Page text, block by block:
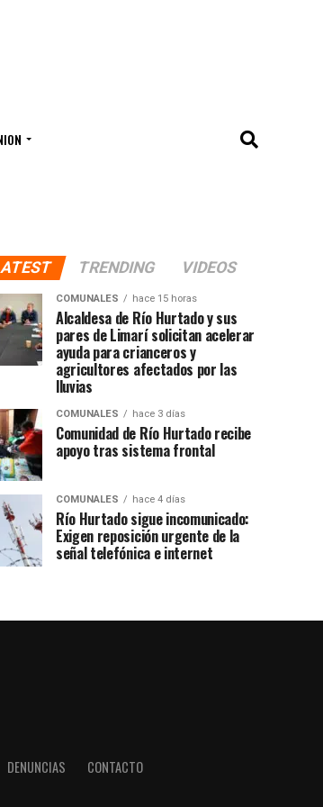
TRENDING VIDEOS
COMUNALES hace 15 horas
Alcaldesa de Río Hurtado y sus
pares de Limarí solicitan acelerar
ayuda para crianceros y
agricultores afectados por las
lluvias
COMUNALES hace 3 días
Comunidad de Río Hurtado recibe
apoyo tras sistema frontal
COMUNALES hace 4 días
Río Hurtado sigue incomunicado:
Exigen reposición urgente de la
señal telefónica e internet
DENUNCIAS CONTACTO